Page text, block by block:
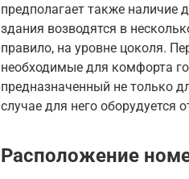
предполагает также наличие
здания возводятся в
правило, на уровне цоколя.
необходимые для комфорта
предназначенный не только
случае для него оборудуется
Расположение